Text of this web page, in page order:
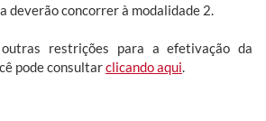
deverão concorrer à modalidade 2.
restrições para a efetivação da
pode consultarclicando aqui